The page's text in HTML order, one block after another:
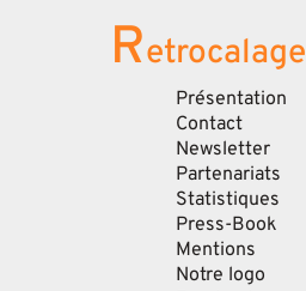
Retrocalage
Présentation
Contact
Newsletter
Partenariats
Statistiques
Press-Book
Mentions
Notre logo